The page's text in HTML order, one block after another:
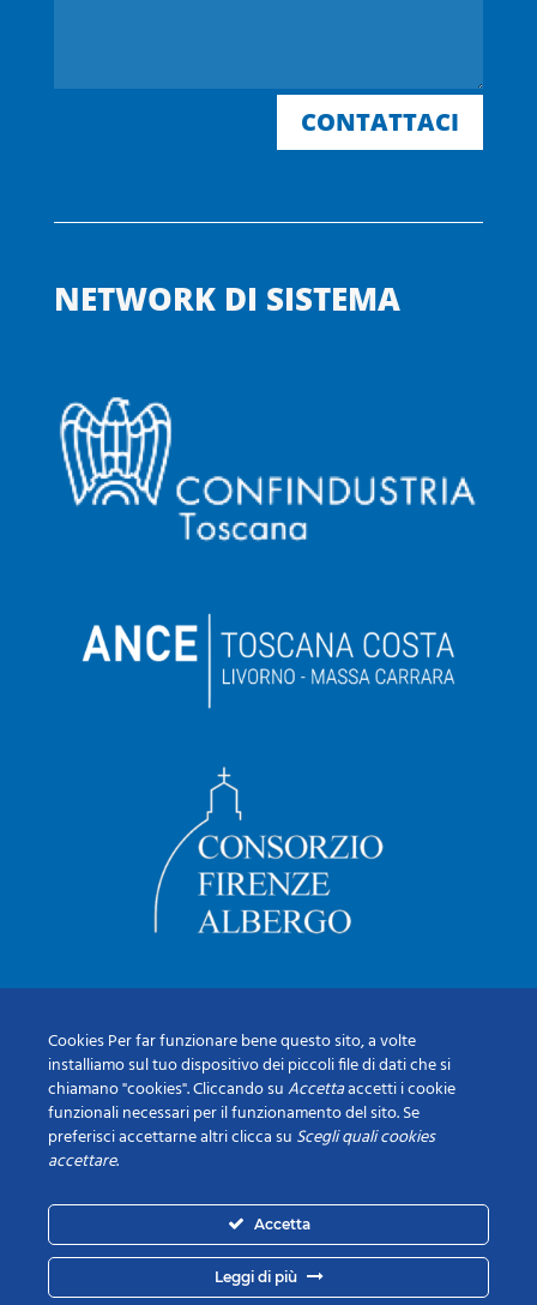
CONTATTACI
NETWORK DI SISTEMA
Cookies Per far funzionare bene questo sito, a volte
installiamo sul tuo dispositivo dei piccoli file di dati che si
chiamano "cookies". Cliccando suAccettaaccetti i cookie
funzionali necessari per il funzionamento del sito. Se
preferisci accettarne altri clicca su Scegli quali cookies
accettare.
Accetta
Leggi di più